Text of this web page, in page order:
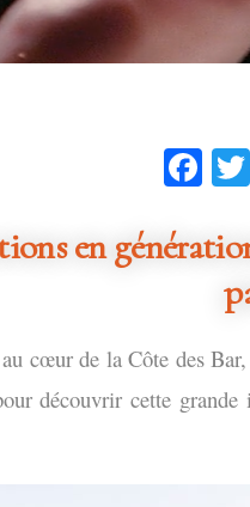
en
cœur de la Côte des
découvrir cette